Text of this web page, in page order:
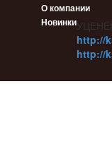
http://
http://
О компании
Новинки